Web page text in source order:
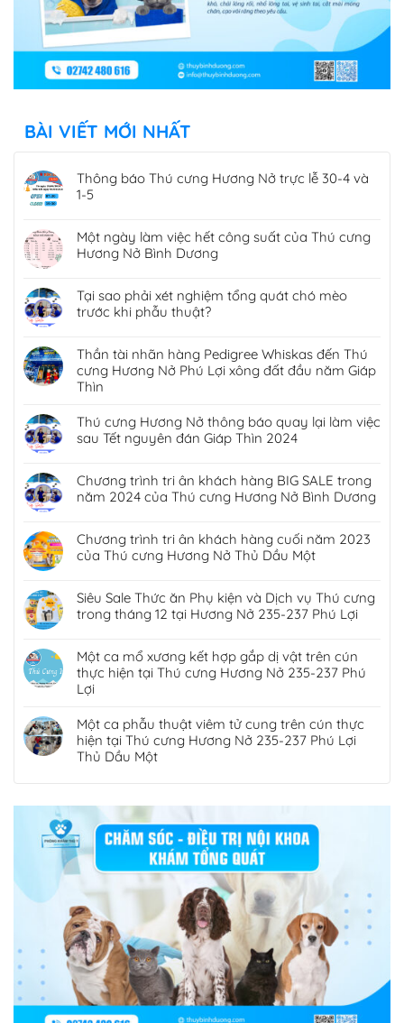
BÀI VIẾT MỚI NHẤT
Thông báo Thú cưng Hương Nở trực lễ 30-4 và
1-5
Một ngày làm việc hết công suất của Thú cưng
Hương Nở Bình Dương
Tại sao phải xét nghiệm tổng quát chó mèo
trước khi phẫu thuật?
Thần tài nhãn hàng Pedigree Whiskas đến Thú
cưng Hương Nở Phú Lợi xông đất đầu năm Giáp
Thìn
Thú cưng Hương Nở thông báo quay lại làm việc
sau Tết nguyên đán Giáp Thìn 2024
Chương trình tri ân khách hàng BIG SALE trong
năm 2024 của Thú cưng Hương Nở Bình Dương
Chương trình tri ân khách hàng cuối năm 2023
của Thú cưng Hương Nở Thủ Dầu Một
Siêu Sale Thức ăn Phụ kiện và Dịch vụ Thú cưng
trong tháng 12 tại Hương Nở 235-237 Phú Lợi
Một ca mổ xương kết hợp gắp dị vật trên cún
thực hiện tại Thú cưng Hương Nở 235-237 Phú
Lợi
Một ca phẫu thuật viêm tử cung trên cún thực
hiện tại Thú cưng Hương Nở 235-237 Phú Lợi
Thủ Dầu Một